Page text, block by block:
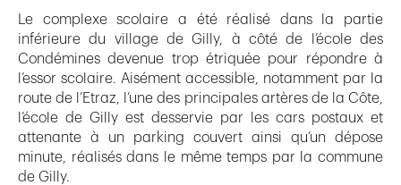
Le complexe scolaire a été réalisé dans la partie
inférieure du village de Gilly, à côté de l’école des
Condémines devenue trop étriquée pour répondre à
l’essor scolaire. Aisément accessible, notamment par la
route de l’Etraz, l’une des principales artères de la Côte,
l’école de Gilly est desservie par les cars postaux et
attenante à un parking couvert ainsi qu’un dépose
minute, réalisés dans le même temps par la commune
de Gilly.